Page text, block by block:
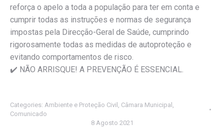
reforça o apelo a toda a população para ter em conta e
cumprir todas as instruções e normas de segurança
impostas pela Direcção-Geral de Saúde, cumprindo
rigorosamente todas as medidas de autoproteção e
evitando comportamentos de risco.
✔️ NÃO ARRISQUE! A PREVENÇÃO É ESSENCIAL.
Categories: Ambiente e Proteção Civil , Câmara Municipal ,
Comunicado
8 Agosto 2021